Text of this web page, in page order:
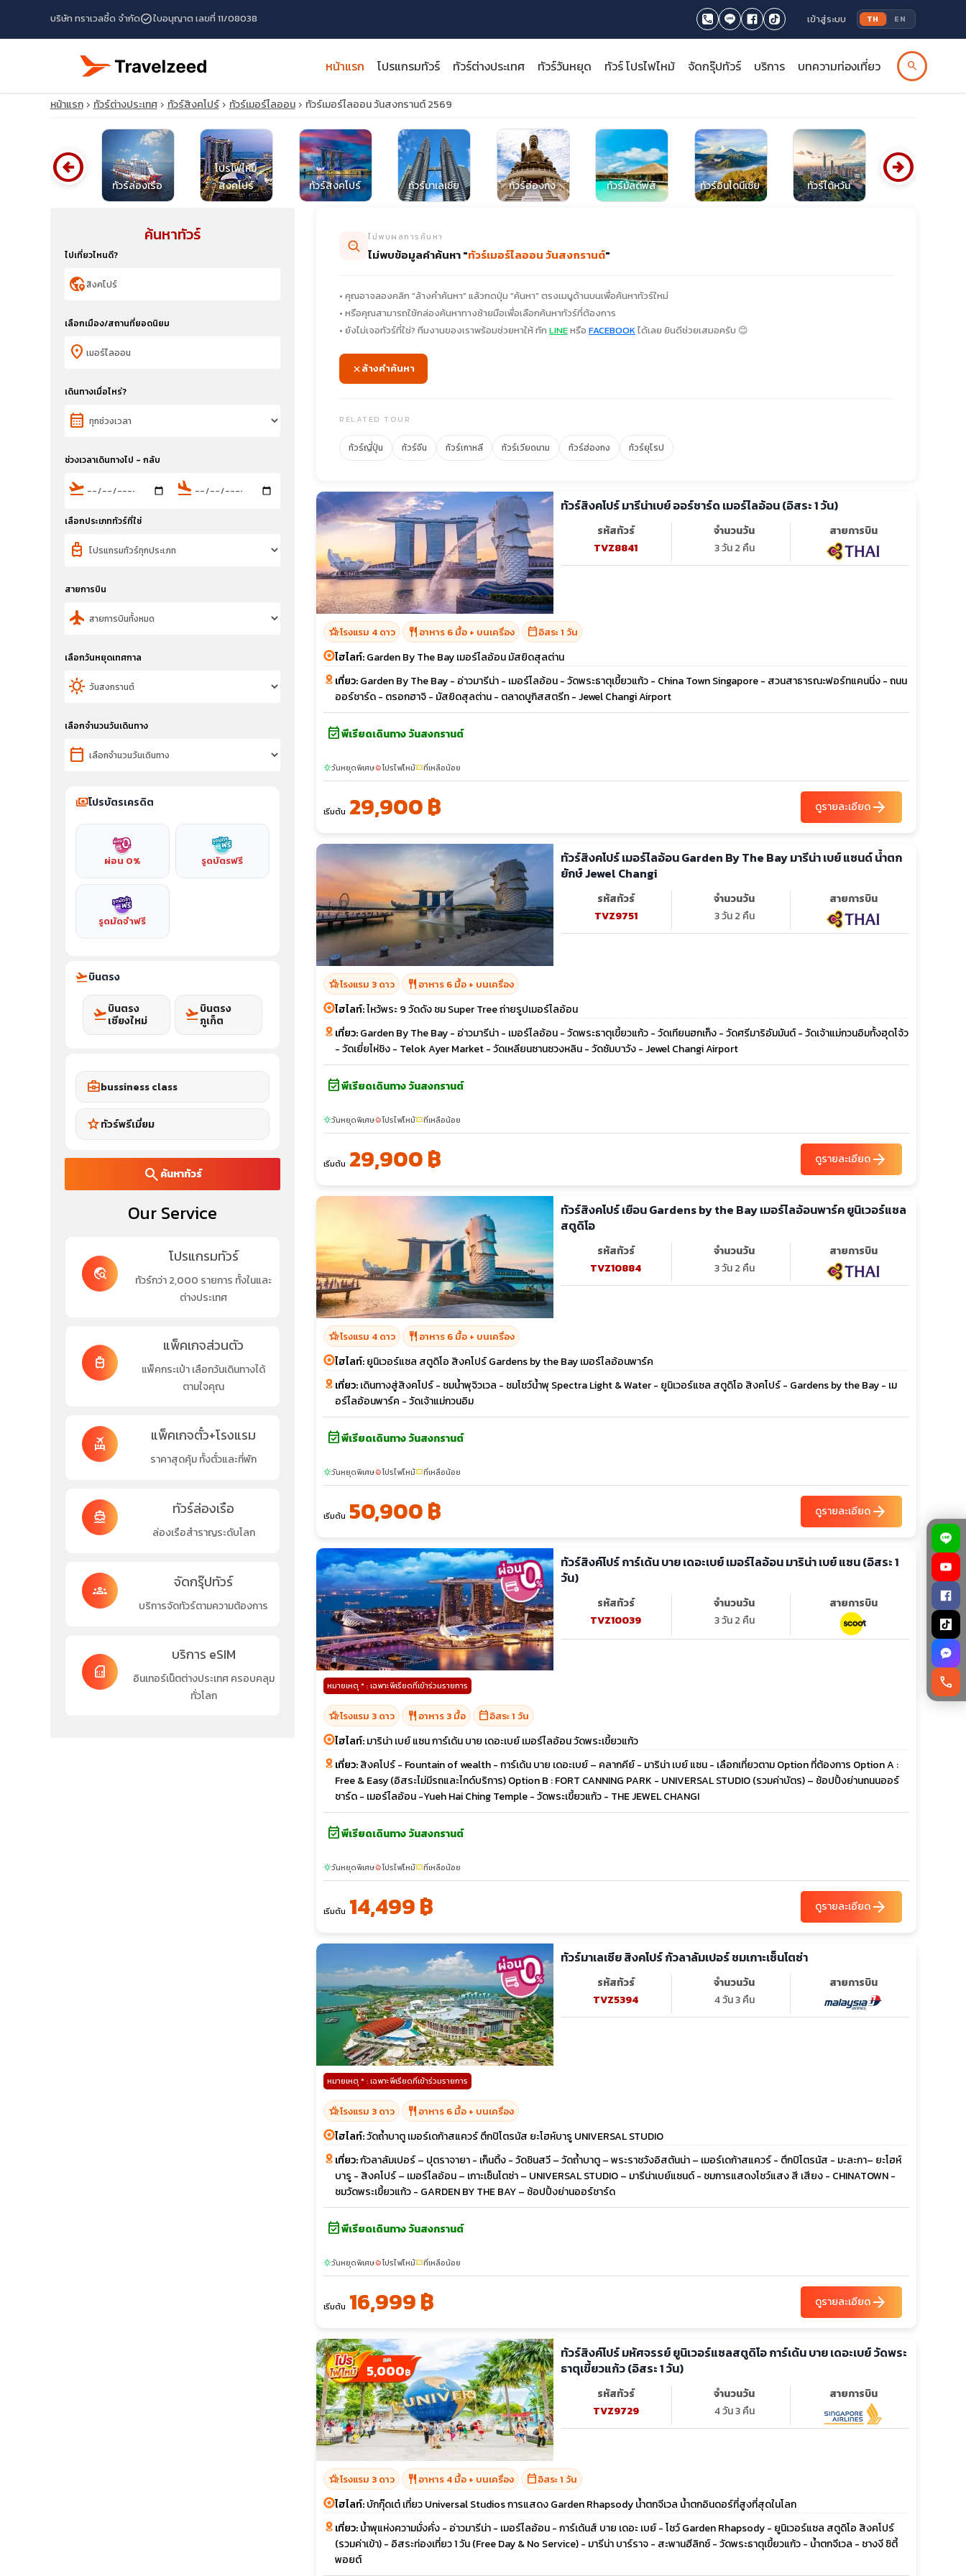
บริษัท ทราเวลซี้ด จำกัดcheck_circleใบอนุญาต เลขที่ 11/08038 เข้าสู่ระบบ TH EN
หน้าแรก โปรแกรมทัวร์ ทัวร์ต่างประเทศ ทัวร์วันหยุด ทัวร์ โปรไฟไหม้ จัดกรุ๊ปทัวร์ บริการ บทความท่องเที่ยว search
close
หน้าแรก ทัวร์ต่างประเทศ ทัวร์สิงคโปร์ ทัวร์เมอร์ไลออน ทัวร์เมอร์ไลออน วันสงกรานต์ 2569
ทัวร์ล่องเรือ
โปรไฟไหม้
สิงคโปร์
ทัวร์สิงคโปร์ ทัวร์มาเลเซีย ทัวร์ฮ่องกง ทัวร์มัลดีฟส์ ทัวร์อินโดนีเซีย ทัวร์ไต้หวัน ทัวร์ล่องเรือ
arrow_circle_left arrow_circle_right
ค้นหาทัวร์
ไปเที่ยวไหนดี?
globe_location_pin
เลือกเมือง/สถานที่ยอดนิยม
location_on
เดินทางเมื่อไหร่?
calendar_month
ช่วงเวลาเดินทางไป - กลับ
flight_takeoff flight_land
เลือกประเภททัวร์ที่ใช่
travel_luggage_and_bags
สายการบิน
flight
เลือกวันหยุดเทศกาล
sunny
เลือกจำนวนวันเดินทาง
calendar_today
paymentsโปรบัตรเครดิต
ผ่อน 0% รูดบัตรฟรี
รูดมัดจำฟรี
flight_takeoffบินตรง
flight_takeoffบินตรง
เชียงใหม่
flight_takeoffบินตรง
ภูเก็ต
business_centerbussiness class
starทัวร์พรีเมี่ยม
search ค้นหาทัวร์
Our Service
travel_explore
โปรแกรมทัวร์
ทัวร์กว่า 2,000 รายการ ทั้งในและ
ต่างประเทศ
travel_luggage_and_bags
แพ็คเกจส่วนตัว
แพ็คกระเป๋า เลือกวันเดินทางได้
ตามใจคุณ
flights_and_hotels แพ็คเกจตั๋ว+โรงแรม
ราคาสุดคุ้ม ทั้งตั๋วและที่พัก
directions_boat ทัวร์ล่องเรือ
ล่องเรือสำราญระดับโลก
groups จัดกรุ๊ปทัวร์
บริการจัดทัวร์ตามความต้องการ
sim_card
บริการ eSIM
อินเทอร์เน็ตต่างประเทศ ครอบคลุม
ทั่วโลก
ไม่พบผลการค้นหา
ไม่พบข้อมูลคำค้นหา "ทัวร์เมอร์ไลออน วันสงกรานต์"
• คุณอาจลองคลิก "ล้างคำค้นหา" แล้วกดปุ่ม "ค้นหา" ตรงเมนูด้านบนเพื่อค้นหาทัวร์ใหม่
• หรือคุณสามารถใช้กล่องค้นหาทางซ้ายมือเพื่อเลือกค้นหาทัวร์ที่ต้องการ
• ยังไม่เจอทัวร์ที่ใช่? ทีมงานของเราพร้อมช่วยหาให้ ทัก LINEหรือ FACEBOOKได้เลย ยินดีช่วยเสมอครับ 😊
ล้างคำค้นหา
RELATED TOUR
ทัวร์ญี่ปุ่น ทัวร์จีน ทัวร์เกาหลี ทัวร์เวียดนาม ทัวร์ฮ่องกง ทัวร์ยุโรป
ทัวร์สิงคโปร์ มารีน่าเบย์ ออร์ชาร์ด เมอร์ไลอ้อน (อิสระ 1 วัน)
รหัสทัวร์
TVZ8841
จำนวนวัน
3 วัน 2 คืน
สายการบิน
hotel_classโรงแรม 4 ดาว restaurant อาหาร 6 มื้อ + บนเครื่อง calendar_todayอิสระ 1 วัน
ไฮไลท์:Garden By The Bay เมอร์ไลอ้อน มัสยิดสุลต่าน
เที่ยว:Garden By The Bay - อ่าวมารีน่า - เมอร์ไลอ้อน - วัดพระธาตุเขี้ยวแก้ว - China Town Singapore - สวนสาธารณะฟอร์ทแคนนิ่ง - ถนน
ออร์ชาร์ด - ตรอกฮาจิ - มัสยิดสุลต่าน - ตลาดบูกิสสตรีท - Jewel Changi Airport
event_availableพีเรียดเดินทาง วันสงกรานต์
sunnyวันหยุดพิเศษlocal_fire_departmentโปรไฟไหม้confirmation_numberที่เหลือน้อย
เริ่มต้น 29,900 ฿ ดูรายละเอียดarrow_forward
ทัวร์สิงคโปร์ เมอร์ไลอ้อน Garden By The Bay มารีน่า เบย์ แซนด์ น้ำตก
ยักษ์ Jewel Changi
รหัสทัวร์
TVZ9751
จำนวนวัน
3 วัน 2 คืน
สายการบิน
hotel_classโรงแรม 3 ดาว restaurant อาหาร 6 มื้อ + บนเครื่อง
ไฮไลท์:ไหว้พระ 9 วัดดัง ชม Super Tree ถ่ายรูปเมอร์ไลอ้อน
เที่ยว:Garden By The Bay - อ่าวมารีน่า - เมอร์ไลอ้อน - วัดพระธาตุเขี้ยวแก้ว - วัดเทียนฮกเก็ง - วัดศรีมาริอัมมันต์ - วัดเจ้าแม่กวนอิมทั้งฮุดโจ้ว
- วัดเยี่ยไห่ชิง - Telok Ayer Market - วัดเหลียนซานซวงหลิน - วัดซัมบาวัง - Jewel Changi Airport
event_availableพีเรียดเดินทาง วันสงกรานต์
sunnyวันหยุดพิเศษlocal_fire_departmentโปรไฟไหม้confirmation_numberที่เหลือน้อย
เริ่มต้น 29,900 ฿ ดูรายละเอียดarrow_forward
ทัวร์สิงคโปร์ เยือน Gardens by the Bay เมอร์ไลอ้อนพาร์ค ยูนิเวอร์แซล
สตูดิโอ
รหัสทัวร์
TVZ10884
จำนวนวัน
3 วัน 2 คืน
สายการบิน
hotel_classโรงแรม 4 ดาว restaurant อาหาร 6 มื้อ + บนเครื่อง
ไฮไลท์:ยูนิเวอร์แซล สตูดิโอ สิงคโปร์ Gardens by the Bay เมอร์ไลอ้อนพาร์ค
เที่ยว:เดินทางสู่สิงคโปร์ - ชมน้ำพุจิวเวล - ชมโชว์น้ำพุ Spectra Light & Water - ยูนิเวอร์แซล สตูดิโอ สิงคโปร์ - Gardens by the Bay - เม
อร์ไลอ้อนพาร์ค - วัดเจ้าแม่กวนอิม
event_availableพีเรียดเดินทาง วันสงกรานต์
sunnyวันหยุดพิเศษlocal_fire_departmentโปรไฟไหม้confirmation_numberที่เหลือน้อย
เริ่มต้น 50,900 ฿ ดูรายละเอียดarrow_forward
ทัวร์สิงค์โปร์ การ์เด้น บาย เดอะเบย์ เมอร์ไลอ้อน มาริน่า เบย์ แซน (อิสระ 1
วัน)
รหัสทัวร์
TVZ10039
จำนวนวัน
3 วัน 2 คืน
สายการบิน
หมายเหตุ * : เฉพาะพีเรียดที่เข้าร่วมรายการ
hotel_classโรงแรม 3 ดาว restaurant อาหาร 3 มื้อ calendar_todayอิสระ 1 วัน
ไฮไลท์:มาริน่า เบย์ แซน การ์เด้น บาย เดอะเบย์ เมอร์ไลอ้อน วัดพระเขี้ยวแก้ว
เที่ยว:สิงคโปร์ - Fountain of wealth - การ์เด้น บาย เดอะเบย์ – คลากคีย์ - มาริน่า เบย์ แซน - เลือกเที่ยวตาม Option ที่ต้องการ Option A :
Free & Easy (อิสระไม่มีรถและไกด์บริการ) Option B : FORT CANNING PARK - UNIVERSAL STUDIO (รวมค่าบัตร) – ช้อปปิ้งย่านถนนออร์
ชาร์ด - เมอร์ไลอ้อน -Yueh Hai Ching Temple - วัดพระเขี้ยวแก้ว - THE JEWEL CHANGI
event_availableพีเรียดเดินทาง วันสงกรานต์
sunnyวันหยุดพิเศษlocal_fire_departmentโปรไฟไหม้confirmation_numberที่เหลือน้อย
เริ่มต้น 14,499 ฿ ดูรายละเอียดarrow_forward
ทัวร์มาเลเซีย สิงคโปร์ กัวลาลัมเปอร์ ชมเกาะเซ็นโตซ่า
รหัสทัวร์
TVZ5394
จำนวนวัน
4 วัน 3 คืน
สายการบิน
หมายเหตุ * : เฉพาะพีเรียดที่เข้าร่วมรายการ
hotel_classโรงแรม 3 ดาว restaurant อาหาร 6 มื้อ + บนเครื่อง
ไฮไลท์:วัดถ้ำบาตู เมอร์เดก้าสแควร์ ตึกปิโตรนัส ยะโฮห์บารู UNIVERSAL STUDIO
เที่ยว:กัวลาลัมเปอร์ – ปุตราจายา - เก็นติ้ง - วัดชินสวี – วัดถ้ำบาตู – พระราชวังอิสตันน่า – เมอร์เดก้าสแควร์ - ตึกปิโตรนัส - มะละกา– ยะโฮห์
บารู - สิงคโปร์ – เมอร์ไลอ้อน – เกาะเซ็นโตซ่า – UNIVERSAL STUDIO – มารีน่าเบย์แซนด์ - ชมการแสดงโชว์แสง สี เสียง - CHINATOWN -
ชมวัดพระเขี้ยวแก้ว - GARDEN BY THE BAY – ช้อปปิ้งย่านออร์ชาร์ด
event_availableพีเรียดเดินทาง วันสงกรานต์
sunnyวันหยุดพิเศษlocal_fire_departmentโปรไฟไหม้confirmation_numberที่เหลือน้อย
เริ่มต้น 16,999 ฿ ดูรายละเอียดarrow_forward
5,000฿
ทัวร์สิงค์โปร์ มหัศจรรย์ ยูนิเวอร์แซลสตูดิโอ การ์เด้น บาย เดอะเบย์ วัดพระ
ธาตุเขี้ยวแก้ว (อิสระ 1 วัน)
รหัสทัวร์
TVZ9729
จำนวนวัน
4 วัน 3 คืน
สายการบิน
hotel_classโรงแรม 3 ดาว restaurant อาหาร 4 มื้อ + บนเครื่อง calendar_todayอิสระ 1 วัน
ไฮไลท์:บักกุ๊ดเต๋ เที่ยว Universal Studios การแสดง Garden Rhapsody น้ำตกจีเวล น้ำตกอินดอร์ที่สูงที่สุดในโลก
เที่ยว:น้ำพุแห่งความมั่งคั่ง - อ่าวมารีน่า - เมอร์ไลอ้อน - การ์เด้นส์ บาย เดอะ เบย์ - โชว์ Garden Rhapsody - ยูนิเวอร์แซล สตูดิโอ สิงคโปร์
(รวมค่าเข้า) - อิสระท่องเที่ยว 1 วัน (Free Day & No Service) - มารีน่า บาร์ราจ - สะพานฮีลิกซ์ - วัดพระธาตุเขี้ยวแก้ว - น้ำตกจีเวล - ชางงี ซิตี้
พอยต์
call